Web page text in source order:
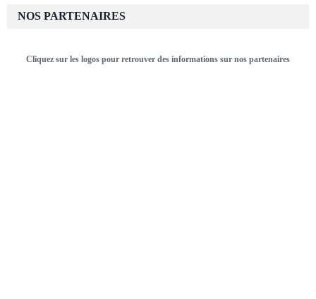
NOS PARTENAIRES
Cliquez sur les logos pour retrouver des informations sur nos partenaires